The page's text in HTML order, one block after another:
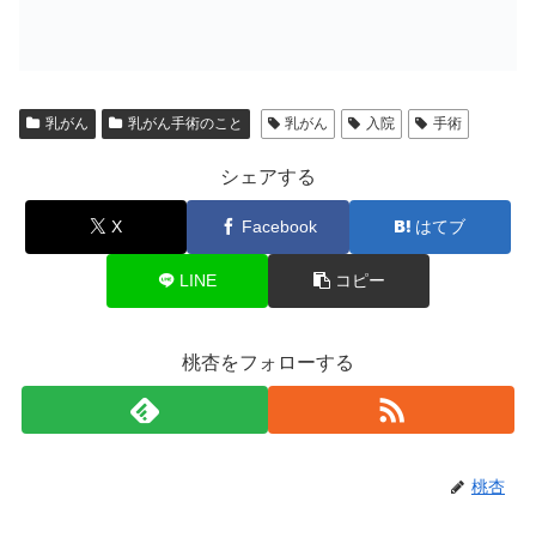
乳がん 乳がん手術のこと 乳がん 入院 手術
シェアする
X Facebook はてブ
LINE コピー
桃杏をフォローする
桃杏